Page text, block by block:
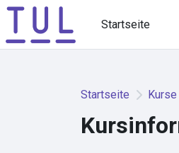
Zum Hauptinhalt
Startseite
Startseite Kurse